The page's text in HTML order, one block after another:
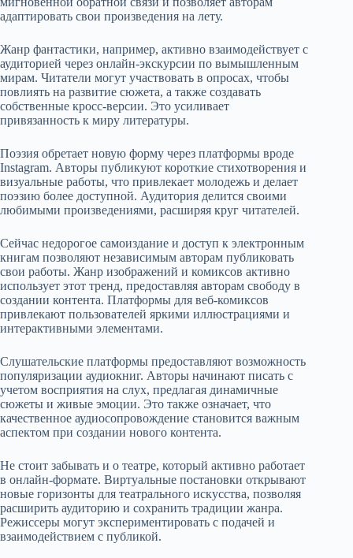
адаптировать свои произведения на лету.
Жанр фантастики, например, активно взаимодействует с
аудиторией через онлайн-экскурсии по вымышленным
мирам. Читатели могут участвовать в опросах, чтобы
повлиять на развитие сюжета, а также создавать
собственные кросс-версии. Это усиливает
привязанность к миру литературы.
Поэзия обретает новую форму через платформы вроде
Instagram. Авторы публикуют короткие стихотворения и
визуальные работы, что привлекает молодежь и делает
поэзию более доступной. Аудитория делится своими
любимыми произведениями, расширяя круг читателей.
Сейчас недорогое самоиздание и доступ к электронным
книгам позволяют независимым авторам публиковать
свои работы. Жанр изображений и комиксов активно
использует этот тренд, предоставляя авторам свободу в
создании контента. Платформы для веб-комиксов
привлекают пользователей яркими иллюстрациями и
интерактивными элементами.
Слушательские платформы предоставляют возможность
популяризации аудиокниг. Авторы начинают писать с
учетом восприятия на слух, предлагая динамичные
сюжеты и живые эмоции. Это также означает, что
качественное аудиосопровождение становится важным
аспектом при создании нового контента.
Не стоит забывать и о театре, который активно работает
в онлайн-формате. Виртуальные постановки открывают
новые горизонты для театрального искусства, позволяя
расширить аудиторию и сохранить традиции жанра.
Режиссеры могут экспериментировать с подачей и
взаимодействием с публикой.